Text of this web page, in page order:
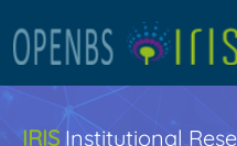
IRIS Institutional